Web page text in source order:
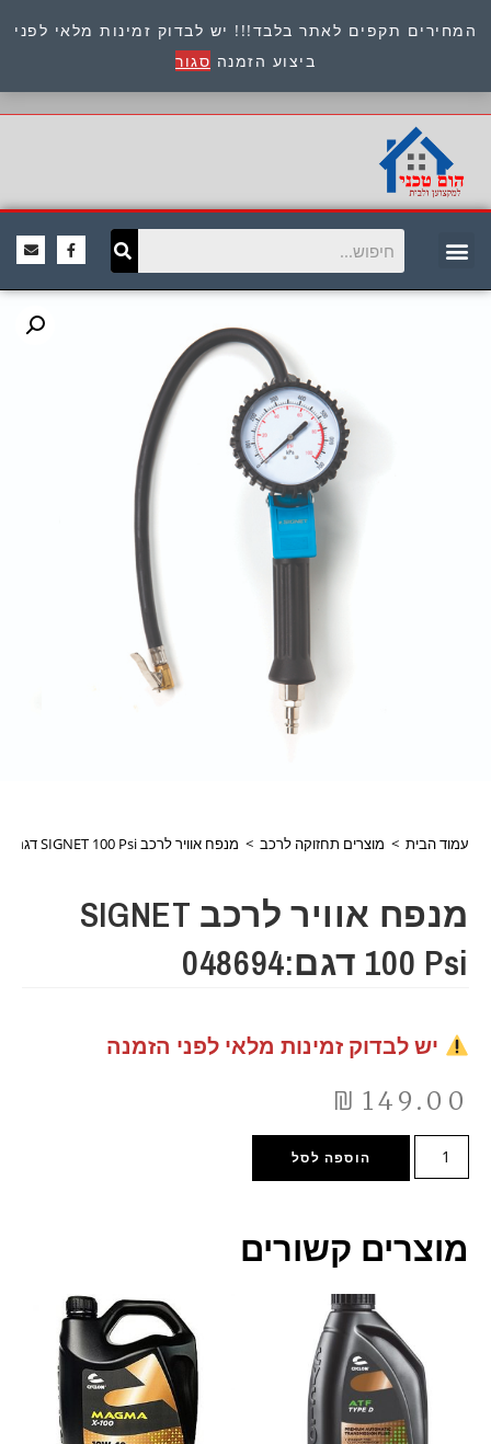
המחירים תקפים לאתר בלבד!!! יש לבדוק זמינות מלאי לפני
ביצוע הזמנה סגור
כתובת : היוזמים 9 אור יהודה שירות לקוחות 054-
8945722
עמוד הבית > מוצרים תחזוקה לרכב > מנפח אוויר לרכב SIGNET 100 Psi דגם:048694
מנפח אוויר לרכב SIGNET
100 Psi דגם:048694
יש לבדוק זמינות מלאי לפני הזמנה
₪ 149.00
הוספה לסל
מוצרים קשורים